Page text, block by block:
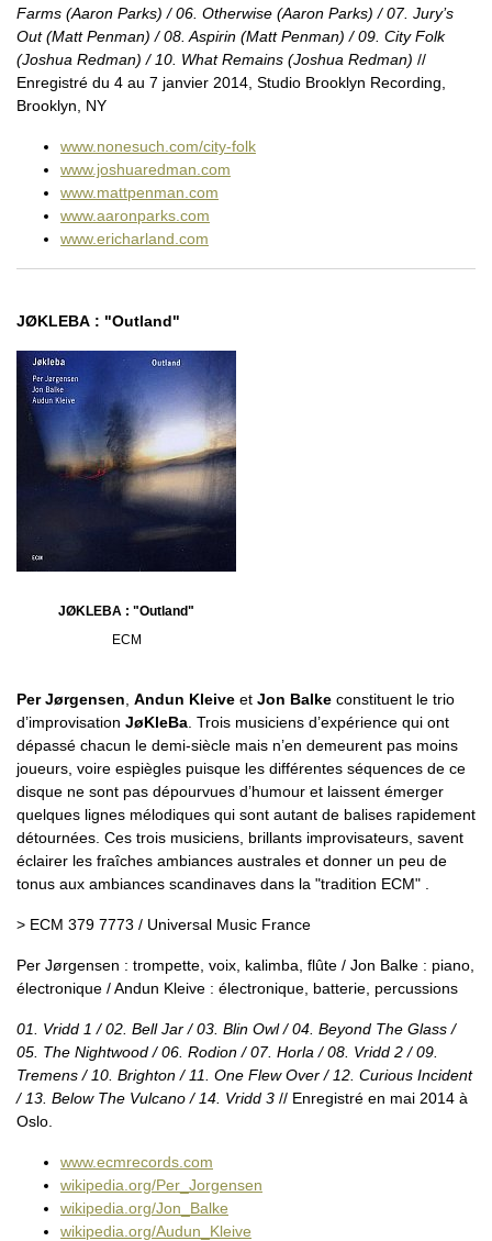
Farms (Aaron Parks) / 06. Otherwise (Aaron Parks) / 07. Jury’s
Out (Matt Penman) / 08. Aspirin (Matt Penman) / 09. City Folk
(Joshua Redman) / 10. What Remains (Joshua Redman) //
Enregistré du 4 au 7 janvier 2014, Studio Brooklyn Recording,
Brooklyn, NY
www.nonesuch.com/city-folk
www.joshuaredman.com
www.mattpenman.com
www.aaronparks.com
www.ericharland.com
JØKLEBA : "Outland"
JØKLEBA : "Outland"
ECM
Per Jørgensen Andun Kleive et Jon Balke constituent le trio
d’improvisation JøKleBa . Trois musiciens d’expérience qui ont
dépassé chacun le demi-siècle mais n’en demeurent pas moins
joueurs, voire espiègles puisque les différentes séquences de ce
disque ne sont pas dépourvues d’humour et laissent émerger
quelques lignes mélodiques qui sont autant de balises rapidement
détournées. Ces trois musiciens, brillants improvisateurs, savent
éclairer les fraîches ambiances australes et donner un peu de
tonus aux ambiances scandinaves dans la "tradition ECM" .
> ECM 379 7773 / Universal Music France
Per Jørgensen : trompette, voix, kalimba, flûte / Jon Balke : piano,
électronique / Andun Kleive : électronique, batterie, percussions
01. Vridd 1 / 02. Bell Jar / 03. Blin Owl / 04. Beyond The Glass /
05. The Nightwood / 06. Rodion / 07. Horla / 08. Vridd 2 / 09.
Tremens / 10. Brighton / 11. One Flew Over / 12. Curious Incident
/ 13. Below The Vulcano / 14. Vridd 3 // Enregistré en mai 2014 à
Oslo.
www.ecmrecords.com
wikipedia.org/Per_Jorgensen
wikipedia.org/Jon_Balke
wikipedia.org/Audun_Kleive